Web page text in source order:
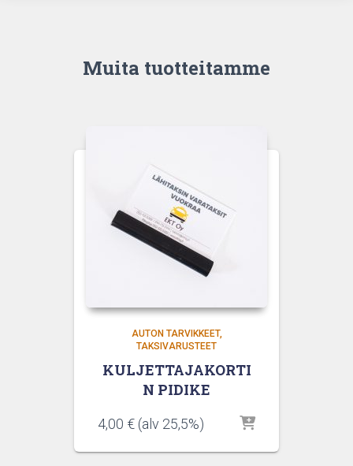
Muita tuotteitamme
AUTON TARVIKKEET
TAKSIVARUSTEET
KULJETTAJAKORTI
N PIDIKE
4,00 € (alv 25,5%)